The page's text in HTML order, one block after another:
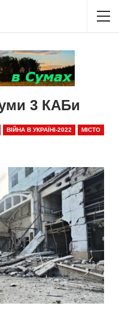
3 КАБи
ВІЙНА В УКРАЇНІ-2022 МІСТО